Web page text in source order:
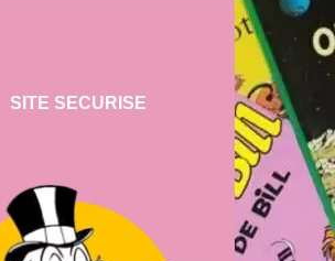
SITE SECURISE